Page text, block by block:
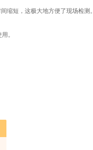
短，这极大地方便了现场检测。
。